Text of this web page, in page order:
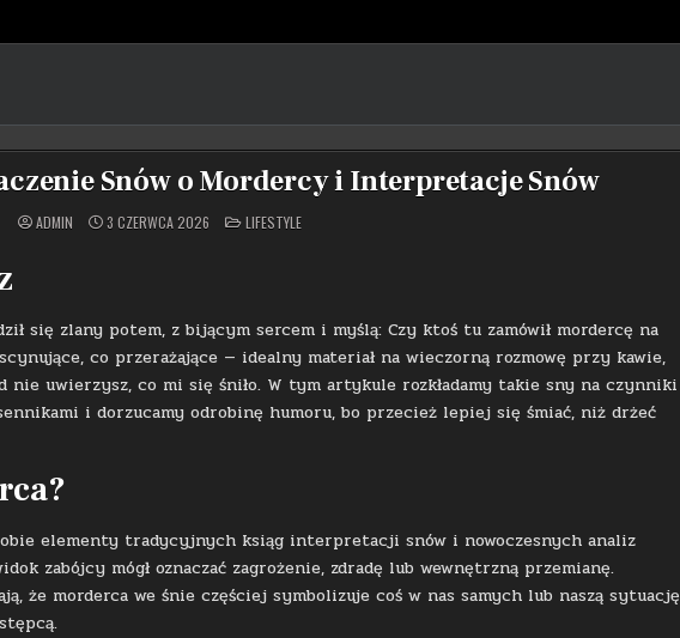
Snów o Mordercy i Interpretacje Snów
ADMIN 3 CZERWCA 2026 POSTED
IN
LIFESTYLE
się zlany potem, z bijącym sercem i myślą: Czy ktoś tu zamówił mordercę na
co przerażające — idealny materiał na wieczorną rozmowę przy kawie,
uwierzysz, co mi się śniło. W tym artykule rozkładamy takie sny na czynniki
i dorzucamy odrobinę humoru, bo przecież lepiej się śmiać, niż drżeć
elementy tradycyjnych ksiąg interpretacji snów i nowoczesnych analiz
zabójcy mógł oznaczać zagrożenie, zdradę lub wewnętrzną przemianę.
że morderca we śnie częściej symbolizuje coś w nas samych lub naszą sytuację